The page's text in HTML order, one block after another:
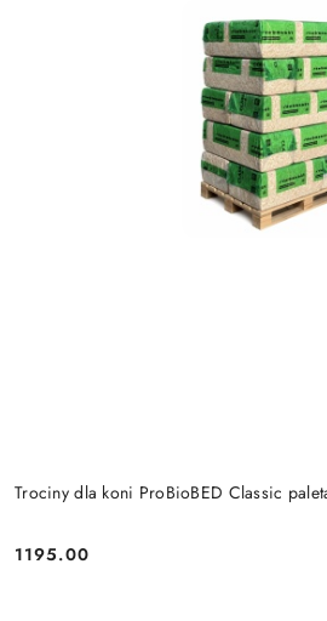
Trociny dla koni ProBioBED Classic
Cena:
1195.00